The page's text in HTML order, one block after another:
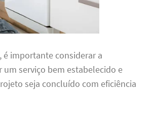
, é importante considerar a
serviço bem estabelecido e
seja concluído com eficiência